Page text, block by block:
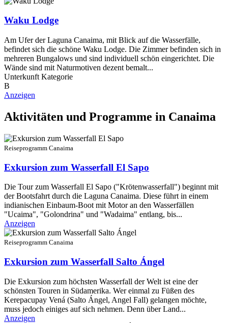
Waku Lodge
Am Ufer der Laguna Canaima, mit Blick auf die Wasserfälle,
befindet sich die schöne Waku Lodge. Die Zimmer befinden sich in
mehreren Bungalows und sind individuell schön eingerichtet. Die
Wände sind mit Naturmotiven dezent bemalt...
Unterkunft Kategorie
B
Anzeigen
Aktivitäten und Programme in Canaima
Reiseprogramm Canaima
Exkursion zum Wasserfall El Sapo
Die Tour zum Wasserfall El Sapo ("Krötenwasserfall") beginnt mit
der Bootsfahrt durch die Laguna Canaima. Diese führt in einem
indianischen Einbaum-Boot mit Motor an den Wasserfällen
"Ucaima", "Golondrina" und "Wadaima" entlang, bis...
Anzeigen
Reiseprogramm Canaima
Exkursion zum Wasserfall Salto Ángel
Die Exkursion zum höchsten Wasserfall der Welt ist eine der
schönsten Touren in Südamerika. Wer einmal zu Füßen des
Kerepacupay Vená (Salto Ángel, Angel Fall) gelangen möchte,
muss jedoch einiges auf sich nehmen. Denn über Land...
Anzeigen